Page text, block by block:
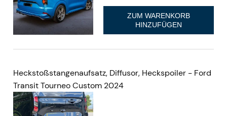
ZUM WARENKORB
HINZUFÜGEN
Heckstoßstangenaufsatz, Diffusor, Heckspoiler - Ford
Transit Tourneo Custom 2024